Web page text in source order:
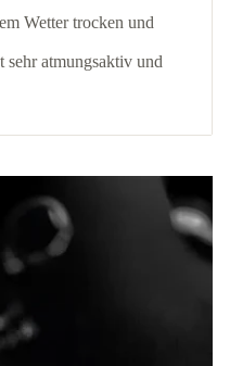
Wetter trocken und
sehr atmungsaktiv und